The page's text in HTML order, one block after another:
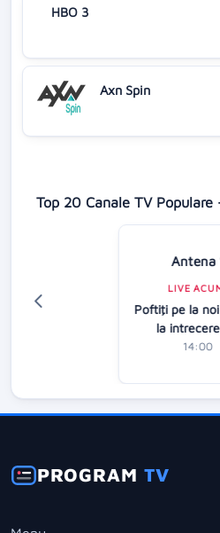
HBO 3
Axn Spin
Top 20 Canale TV Populare
Antena
LIVE
Poftiţi pe la
la
14:00
PROGRAMTV